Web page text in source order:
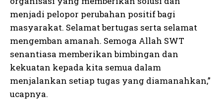
menjadi pelopor perubahan positif bagi
masyarakat. Selamat bertugas serta selamat
mengemban amanah. Semoga Allah SWT
senantiasa memberikan bimbingan dan
kekuatan kepada kita semua dalam
menjalankan setiap tugas yang diamanahkan,”
ucapnya.